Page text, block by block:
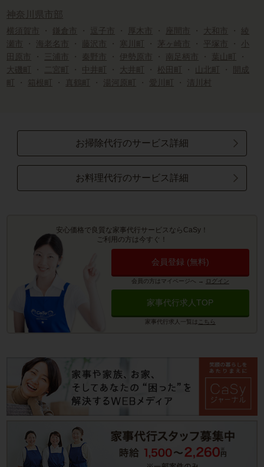
神奈川県市部
横須賀市 ・ 鎌倉市 ・ 逗子市 ・ 厚木市 ・ 座間市 ・ 大和市 ・ 綾
瀬市
・ 海老名市 ・ 藤沢市 ・ 寒川町 ・ 茅ヶ崎市 ・ 平塚市 ・ 小
田原市
・ ・ 秦野市 ・ 伊勢原市 ・ 南足柄市 ・ 葉山町
・
大磯町
・ 二宮町 ・ 中井町 ・ 大井町 ・ 松田町 ・ 山北町 ・ 開成
町
・ 箱根町 ・ 真鶴町 ・ 湯河原町 ・ 愛川町 ・ 清川村
お掃除代行のサービス詳細
お料理代行のサービス詳細
安心価格で良質な家事代行サービスならCaSy！
ご利用の方は今すぐ！
会員登録 (無料)
会員の方はマイページへ → ログイン
家事代行求人TOP
家事代行求人一覧は こちら